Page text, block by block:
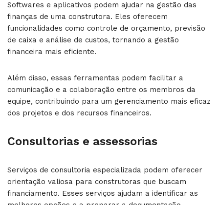
Softwares e aplicativos podem ajudar na gestão das
finanças de uma construtora. Eles oferecem
funcionalidades como controle de orçamento, previsão
de caixa e análise de custos, tornando a gestão
financeira mais eficiente.
Além disso, essas ferramentas podem facilitar a
comunicação e a colaboração entre os membros da
equipe, contribuindo para um gerenciamento mais eficaz
dos projetos e dos recursos financeiros.
Consultorias e assessorias
Serviços de consultoria especializada podem oferecer
orientação valiosa para construtoras que buscam
financiamento. Esses serviços ajudam a identificar as